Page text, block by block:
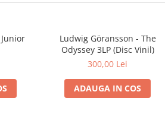
Ludwig Göransson - The
Odyssey 3LP (Disc Vinil)
300,00 Lei
ADAUGA IN COS